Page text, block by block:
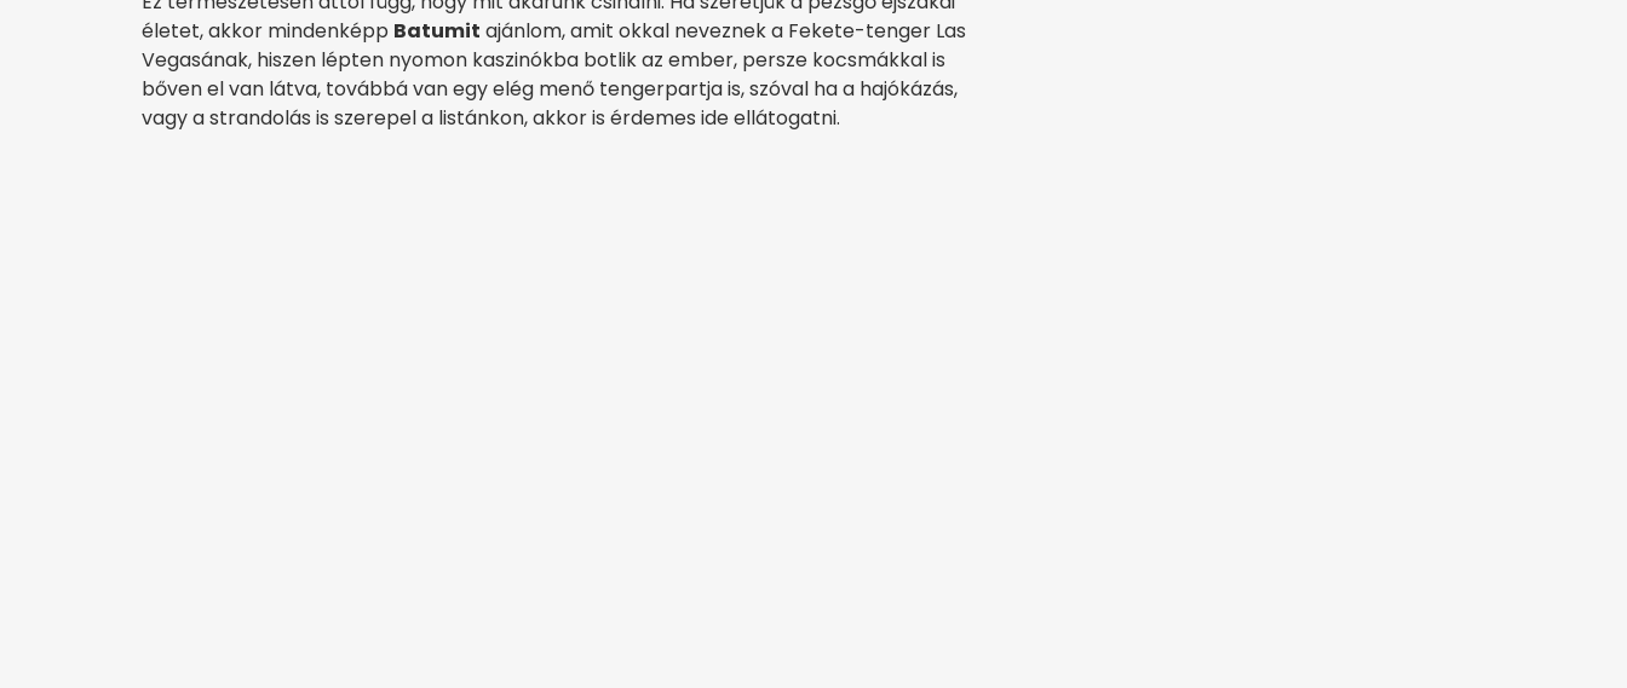
életet, akkor mindenképp Batumit ajánlom, amit okkal neveznek a Fekete-tenger Las
Vegasának, hiszen lépten nyomon kaszinókba botlik az ember, persze kocsmákkal is
bőven el van látva, továbbá van egy elég menő tengerpartja is, szóval ha a hajókázás,
vagy a strandolás is szerepel a listánkon, akkor is érdemes ide ellátogatni.